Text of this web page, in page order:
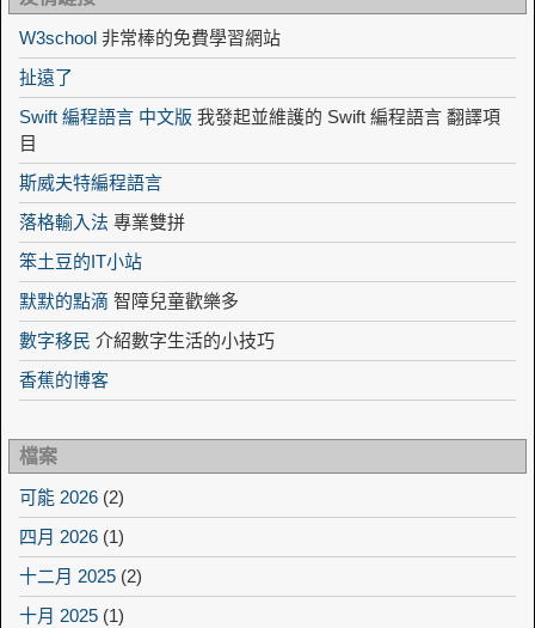
W3school 非常棒的免費學習網站
扯遠了
Swift 編程語言 中文版 我發起並維護的 Swift 編程語言 翻譯項
目
斯威夫特編程語言
落格輸入法 專業雙拼
笨土豆的IT小站
默默的點滴 智障兒童歡樂多
數字移民 介紹數字生活的小技巧
香蕉的博客
檔案
可能 2026 (2)
四月 2026 (1)
十二月 2025 (2)
十月 2025 (1)